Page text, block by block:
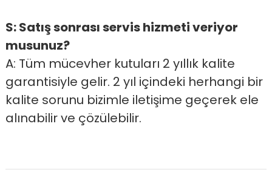
S: Satış sonrası servis hizmeti veriyor
musunuz?
A: Tüm mücevher kutuları 2 yıllık kalite
garantisiyle gelir. 2 yıl içindeki herhangi bir
kalite sorunu bizimle iletişime geçerek ele
alınabilir ve çözülebilir.